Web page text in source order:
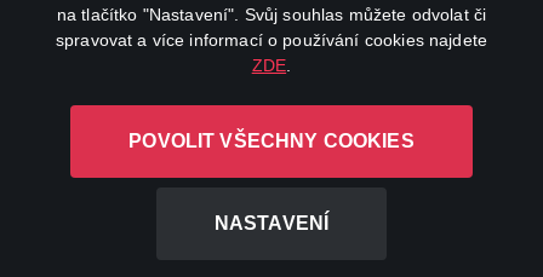
na tlačítko "Nastavení". Svůj souhlas můžete odvolat či
spravovat a více informací o používání cookies najdete
ZDE
POVOLIT VŠECHNY COOKIES
NASTAVENÍ
L-1246 Luxembourg R.C.S.